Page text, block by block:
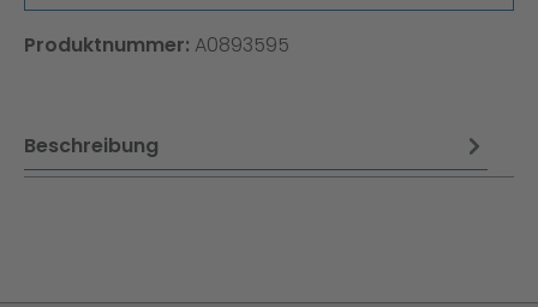
Produktnummer: A0893595
Beschreibung